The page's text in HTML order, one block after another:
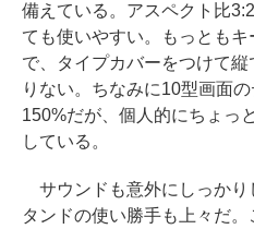
備えている。アスペクト比
ても使いやすい。もっとも
で、タイプカバーをつけて
りない。ちなみに10型画面
150%だが、個人的にちょっ
している。
サウンドも意外にしっかり
タンドの使い勝手も上々だ